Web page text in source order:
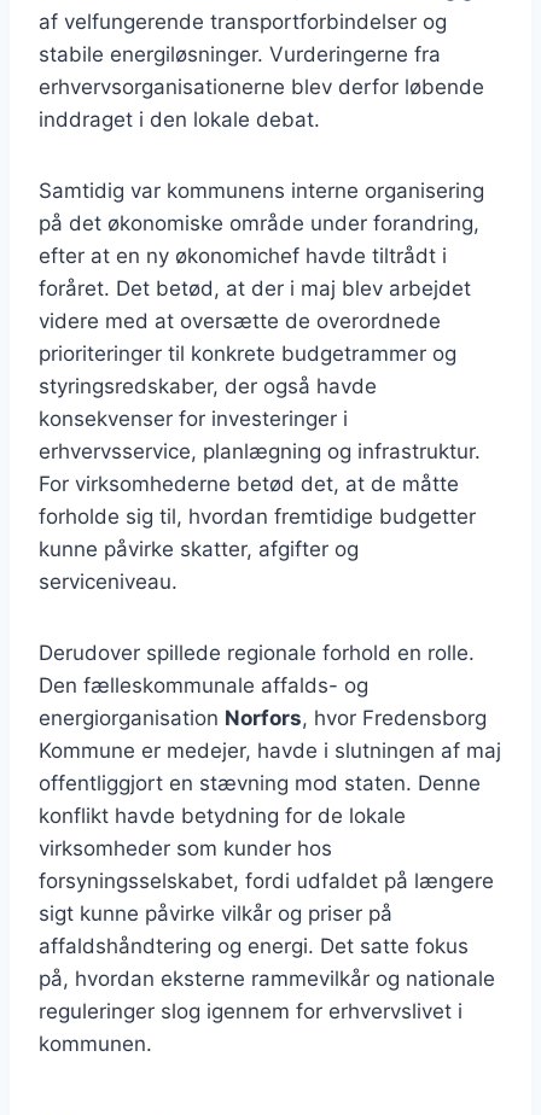
af velfungerende transportforbindelser og
stabile energiløsninger. Vurderingerne fra
erhvervsorganisationerne blev derfor løbende
inddraget i den lokale debat.
Samtidig var kommunens interne organisering
på det økonomiske område under forandring,
efter at en ny økonomichef havde tiltrådt i
foråret. Det betød, at der i maj blev arbejdet
videre med at oversætte de overordnede
prioriteringer til konkrete budgetrammer og
styringsredskaber, der også havde
konsekvenser for investeringer i
erhvervsservice, planlægning og infrastruktur.
For virksomhederne betød det, at de måtte
forholde sig til, hvordan fremtidige budgetter
kunne påvirke skatter, afgifter og
serviceniveau.
Derudover spillede regionale forhold en rolle.
Den fælleskommunale affalds- og
energiorganisation Norfors, hvor Fredensborg
Kommune er medejer, havde i slutningen af maj
offentliggjort en stævning mod staten. Denne
konflikt havde betydning for de lokale
virksomheder som kunder hos
forsyningsselskabet, fordi udfaldet på længere
sigt kunne påvirke vilkår og priser på
affaldshåndtering og energi. Det satte fokus
på, hvordan eksterne rammevilkår og nationale
reguleringer slog igennem for erhvervslivet i
kommunen.